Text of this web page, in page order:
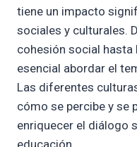
tiene un impacto
sociales y culturales.
cohesión social hasta
esencial abordar el
Las diferentes
cómo se percibe y se
enriquecer el diálogo
educación.